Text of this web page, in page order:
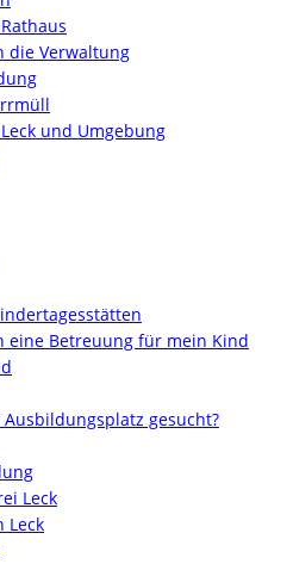
die Verwaltung
und Umgebung
eine Betreuung für mein Kind
gesucht?
Leck
Leck